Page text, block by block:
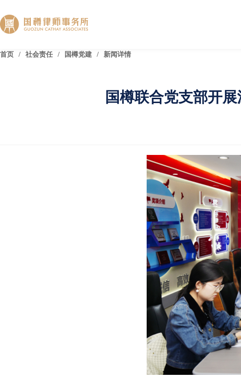
首页 / 社会责任 / 国樽党建 / 新闻详情
国樽联合党支部开